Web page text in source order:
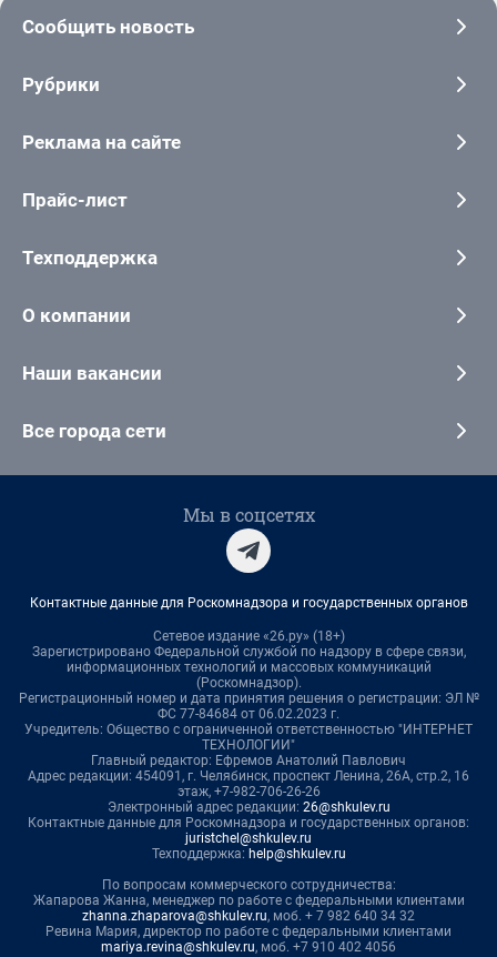
Сообщить новость
Рубрики
Реклама на сайте
Прайс-лист
Техподдержка
О компании
Наши вакансии
Все города сети
Мы в соцсетях
Контактные данные для Роскомнадзора и государственных органов
Сетевое издание «26.ру» (18+)
Зарегистрировано Федеральной службой по надзору в сфере связи,
информационных технологий и массовых коммуникаций
(Роскомнадзор).
Регистрационный номер и дата принятия решения о регистрации: ЭЛ №
ФС 77-84684 от 06.02.2023 г.
Учредитель: Общество с ограниченной ответственностью "ИНТЕРНЕТ
ТЕХНОЛОГИИ"
Главный редактор: Ефремов Анатолий Павлович
Адрес редакции: 454091, г. Челябинск, проспект Ленина, 26А, стр.2, 16
этаж, +7-982-706-26-26
Электронный адрес редакции: 26@shkulev.ru
Контактные данные для Роскомнадзора и государственных органов:
juristchel@shkulev.ru
Техподдержка: help@shkulev.ru
По вопросам коммерческого сотрудничества:
Жапарова Жанна, менеджер по работе с федеральными клиентами
zhanna.zhaparova@shkulev.ru, моб. + 7 982 640 34 32
Ревина Мария, директор по работе с федеральными клиентами
mariya.revina@shkulev.ru, моб. +7 910 402 4056